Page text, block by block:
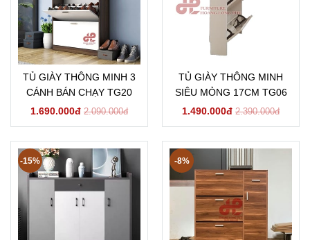
TỦ GIÀY THÔNG MINH 3
CÁNH BÁN CHẠY TG20
1.690.000đ 2.090.000đ
TỦ GIÀY THÔNG MINH
SIÊU MỎNG 17CM TG06
1.490.000đ 2.390.000đ
-15% -8%